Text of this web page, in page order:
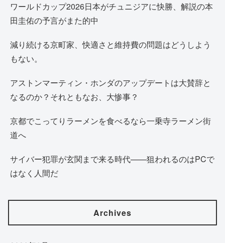
ワールドカップ2026日本がチュニジアに快勝、解説の本
田圭佑の予言がまた的中
減り続ける京町家、快適さと維持費の問題はどうしよう
もない。
アストンマーティン・ホンダのアップデートは大賛辞と
なるのか？それともなお、大惨事？
京都でこってりラーメンを食べるなら一乗寺ラーメン街
道へ
サイバー犯罪が玄関まで来る時代——狙われるのはPCで
はなく人間だ
Archives